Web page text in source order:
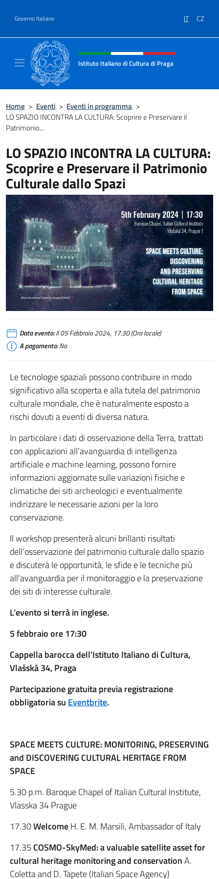
Governo Italiano IT CZ
Intestazione sito, social e menù
Istituto Italiano di Cultura di Praga
Home > Eventi > Eventi in programma >
LO SPAZIO INCONTRA LA CULTURA: Scoprire e Preservare il
Patrimonio...
LO SPAZIO INCONTRA LA CULTURA:
Scoprire e Preservare il Patrimonio
Culturale dallo Spazi
Data evento:Il 05 Febbraio 2024, 17:30 (Ora locale)
A pagamento:No
Le tecnologie spaziali possono contribuire in modo
significativo alla scoperta e alla tutela del patrimonio
culturale mondiale, che è naturalmente esposto a
rischi dovuti a eventi di diversa natura.
In particolare i dati di osservazione della Terra, trattati
con applicazioni all’avanguardia di intelligenza
artificiale e machine learning, possono fornire
informazioni aggiornate sulle variazioni fisiche e
climatiche dei siti archeologici e eventualmente
indirizzare le necessarie azioni per la loro
conservazione.
Il workshop presenterà alcuni brillanti risultati
dell’osservazione del patrimonio culturale dallo spazio
e discuterà le opportunità, le sfide e le tecniche più
all’avanguardia per il monitoraggio e la preservazione
dei siti di interesse culturale.
L’evento si terrà in inglese.
5 febbraio ore 17:30
Cappella barocca dell’Istituto Italiano di Cultura,
Vlašská 34, Praga
Partecipazione gratuita previa registrazione
obbligatoria su Eventbrite.
SPACE MEETS CULTURE: MONITORING, PRESERVING
and DISCOVERING CULTURAL HERITAGE FROM
SPACE
5.30 p.m. Baroque Chapel of Italian Cultural Institute,
Vlasska 34 Prague
17.30WelcomeH. E. M. Marsili, Ambassador of Italy
17.35 COSMO-SkyMed: a valuable satellite asset for
cultural heritage monitoring and conservationA.
Coletta and D. Tapete (Italian Space Agency)